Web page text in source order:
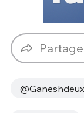
@Ganeshdeux